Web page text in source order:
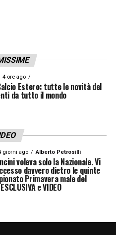
4 ore ago
Estero: tutte le novità del
da tutto il mondo
giorni ago Alberto Petrosilli
voleva solo la Nazionale. Vi
davvero dietro le quinte
Primavera male del
e VIDEO